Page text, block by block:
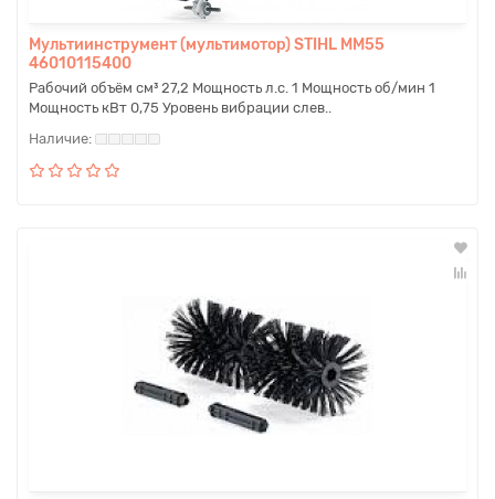
Мультиинструмент (мультимотор) STIHL MM55
46010115400
Рабочий объём см³ 27,2 Мощность л.с. 1 Мощность об/мин 1
Мощность кВт 0,75 Уровень вибрации слев..